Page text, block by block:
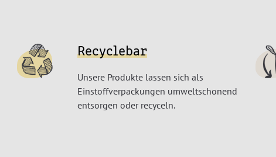
Recyclebar
Unsere Produkte lassen sich als
Einstoffverpackungen umweltschonend
entsorgen oder recyceln.